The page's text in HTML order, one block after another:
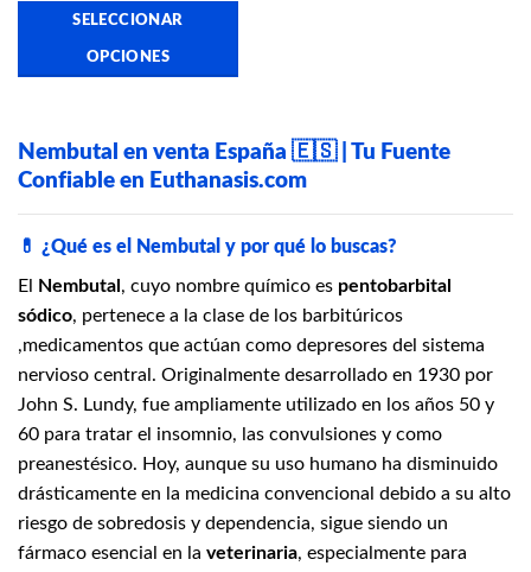
SELECCIONAR
OPCIONES
tiene
múltiples
variantes.
Las
opciones
pueden
elegir
en
página
de
producto
Nembutal en venta España 🇪🇸 | Tu Fuente
Confiable en Euthanasis.com
💊 ¿Qué es el Nembutal y por qué lo buscas?
El Nembutal , cuyo nombre químico es pentobarbital
sódico, pertenece a la clase de los barbitúricos
,medicamentos que actúan como depresores del sistema
nervioso central. Originalmente desarrollado en 1930 por
John S. Lundy, fue ampliamente utilizado en los años 50 y
60 para tratar el insomnio, las convulsiones y como
preanestésico. Hoy, aunque su uso humano ha disminuido
drásticamente en la medicina convencional debido a su alto
riesgo de sobredosis y dependencia, sigue siendo un
fármaco esencial en la veterinaria, especialmente para